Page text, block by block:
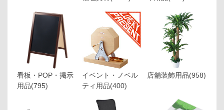
看板・POP・掲示
用品(795)
イベント・ノベル
ティ用品(400)
店舗装飾用品(958)